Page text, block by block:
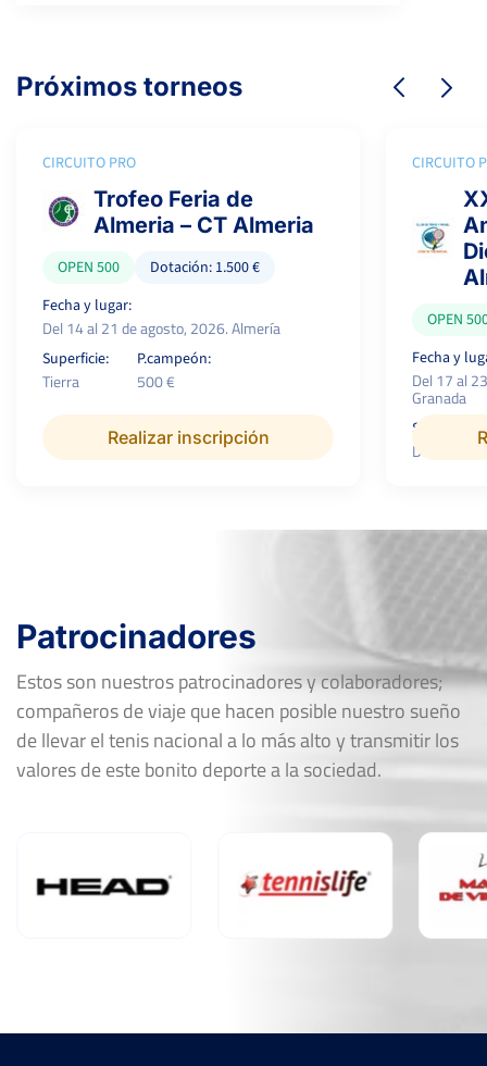
Próximos torneos
CIRCUITO PRO
Trofeo Feria de
Almeria – CT Almeria
OPEN 500
Dotación: 1.500 €
Fecha y lugar:
Del 14 al 21 de agosto, 2026. Almería
Superficie:
Tierra
P.campeón:
500 €
Realizar inscripción
CIRCUITO
OPEN
Fecha y
Del 17 al
Granada
Superficie:
Dura
Patrocinadores
Estos son nuestros patrocinadores y colaboradores;
compañeros de viaje que hacen posible nuestro sueño
de llevar el tenis nacional a lo más alto y transmitir los
valores de este bonito deporte a la sociedad.